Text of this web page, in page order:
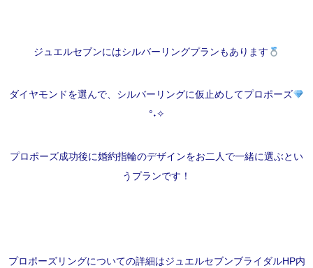
ジュエルセブンにはシルバーリングプランもあります
ダイヤモンドを選んで、シルバーリングに仮止めしてプロポーズ
°˖✧
プロポーズ成功後に婚約指輪のデザインをお二人で一緒に選ぶとい
うプランです！
プロポーズリングについての詳細はジュエルセブンブライダルHP内